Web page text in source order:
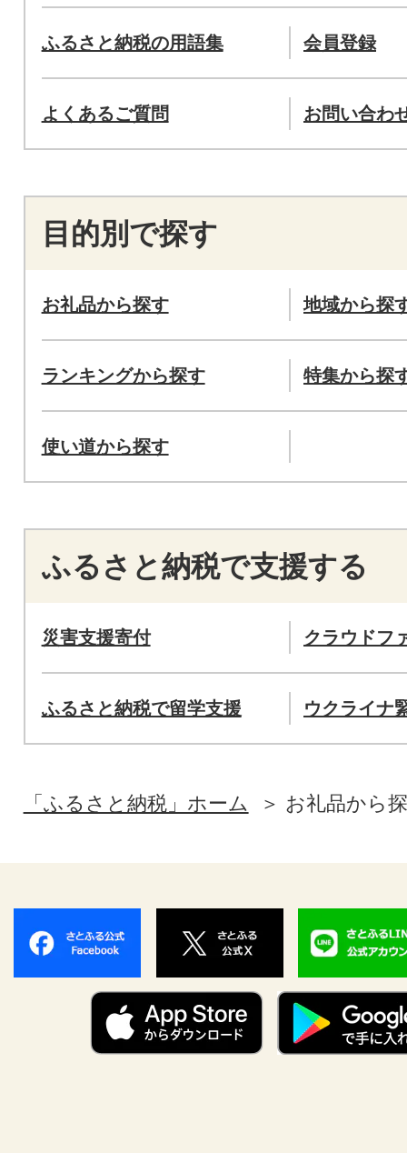
ふるさと納税の用語集 会員登録
よくあるご質問 お問い合わ
目的別で探す
お礼品から探す 地域から探
ランキングから探す 特集から探
使い道から探す
ふるさと納税で支援する
災害支援寄付 クラウドフ
ふるさと納税で留学支援 ウクライナ
「ふるさと納税」ホーム お礼品から